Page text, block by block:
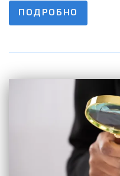
целях
бюджетного
ПОДРОБНО